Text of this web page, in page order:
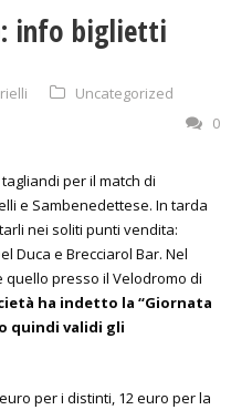
info biglietti
Uncategorized
0
per il match di
e Sambenedettese. In tarda
nei soliti punti vendita:
Duca e Brecciarol Bar. Nel
presso il Velodromo di
ha indetto la “Giornata
quindi validi gli
per i distinti, 12 euro per la